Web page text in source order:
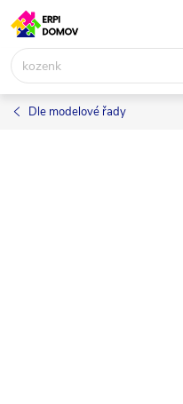
Přejít
na
obsah
Dle modelové řady